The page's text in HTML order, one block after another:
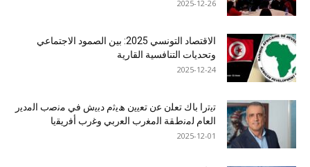
2025-12-26
الاقتصاد التونسي 2025: بين الصمود الاجتماعي
وتحديات التنافسية القارية
2025-12-24
ﺗﯾﺗرا ﺑﺎك ﺗﻌﻠن ﻋن ﺗﻌﯾﯾن ھﯾﺛم دﺑﯾش ﻓﻲ ﻣﻧﺻب اﻟﻣدﯾر
اﻟﻌﺎم ﻟﻣﻧطﻘﺔ اﻟﻣﻐرب اﻟﻌرﺑﻲ وﻏرب أﻓرﯾﻘﯾﺎ
2025-12-01